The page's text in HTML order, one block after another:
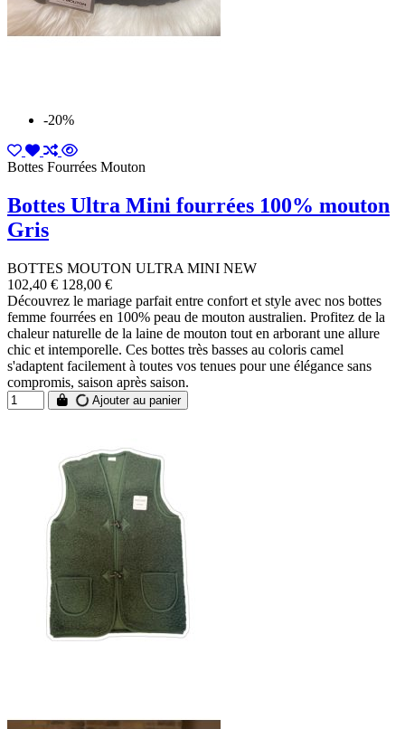
-20%
Bottes Fourrées Mouton
Bottes Ultra Mini fourrées 100% mouton
Gris
BOTTES MOUTON ULTRA MINI NEW
102,40 € 128,00 €
Découvrez le mariage parfait entre confort et style avec nos bottes
femme fourrées en 100% peau de mouton australien. Profitez de la
chaleur naturelle de la laine de mouton tout en arborant une allure
chic et intemporelle. Ces bottes très basses au coloris camel
s'adaptent facilement à toutes vos tenues pour une élégance sans
compromis, saison après saison.
Ajouter au panier